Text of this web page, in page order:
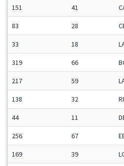
151 41
83 28
33 18
319 66
217 59
138 32
44 11
256 67
169 39